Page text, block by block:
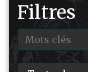
Filtres